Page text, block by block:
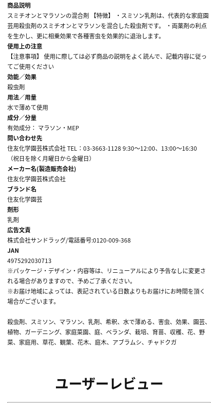
商品説明
スミチオンとマラソンの混合剤 【特徴】 ・スミソン乳剤は、代表的な家庭園
芸用殺虫剤のスミチオンとマラソンを混合した殺虫剤です。 ・両薬剤の利点
を生かし、更に相乗効果で各種害虫を効果的に退治します。
使用上の注意
【注意事項】 使用に際しては必ず商品の説明をよく読んで、記載内容に従っ
てご使用ください
効能／効果
殺虫剤
用法／用量
水で薄めて使用
成分／分量
有効成分： マラソン・MEP
問い合わせ先
住友化学園芸株式会社 TEL：03-3663-1128 9:30～12:00、13:00～16:30
（祝日を除く月曜日から金曜日）
メーカー名(製造販売会社)
住友化学園芸株式会社
ブランド名
住友化学園芸
剤形
乳剤
広告文責
株式会社サンドラッグ/電話番号:0120-009-368
JAN
4975292030713
※パッケージ・デザイン・内容等は、リニューアルにより予告なしに変更さ
れる場合がありますので、予めご了承ください。
※お届け地域によっては、表記されている日数よりもお届けにお時間を頂く
場合がございます。
殺虫剤、スミソン、マラソン、乳剤、希釈、水で薄める、害虫、効果、園芸、
植物、ガーデニング、家庭菜園、庭、ベランダ、栽培、育苗、収穫、花、野
菜、家庭用、草花、観葉、花木、庭木、アブラムシ、チャドクガ
ユーザーレビュー